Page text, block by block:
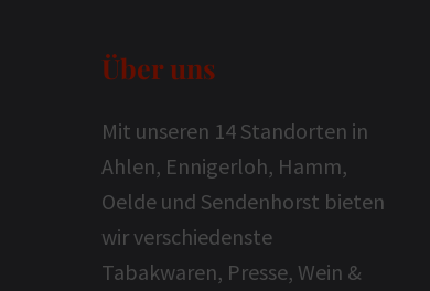
Über uns
Mit unseren 14 Standorten in
Ahlen, Ennigerloh, Hamm,
Oelde und Sendenhorst bieten
wir verschiedenste
Tabakwaren, Presse, Wein &